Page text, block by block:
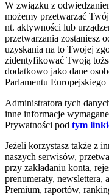
W związku z
możemy przetwarzać
nt. aktywności lub
przetwarzania zostaniesz
uzyskania na to Twojej
zidentyfikować Twoją
dodatkowo jako dane
Parlamentu
Administratora tych
inne informacje
Prywatności pod tym
Jeżeli korzystasz także z
naszych serwisów,
przy zakładaniu konta,
prenumeraty, newslettera,
Premium, raportów,